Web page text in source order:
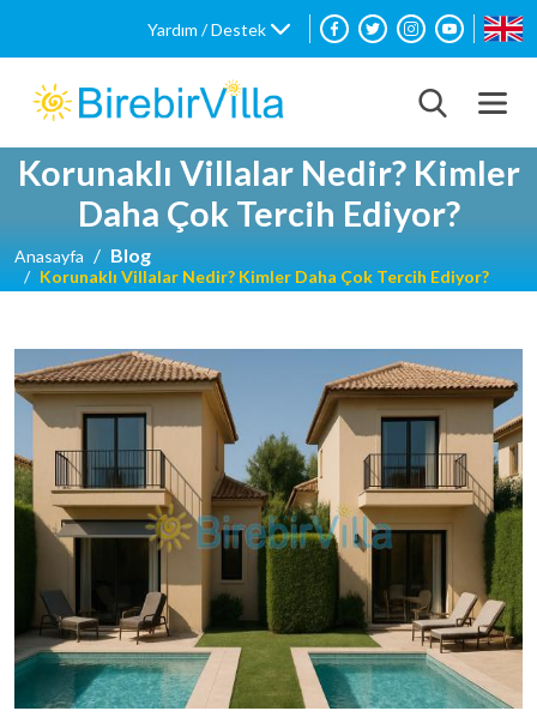
Yardım / Destek
Korunaklı Villalar Nedir? Kimler
Daha Çok Tercih Ediyor?
Anasayfa Blog
Korunaklı Villalar Nedir? Kimler Daha Çok Tercih Ediyor?